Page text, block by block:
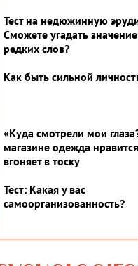
Тест на недюжинную
Сможете угадать
редких слов?
Как быть сильной
«Куда смотрели мои
магазине одежда
вгоняет в тоску
Тест: Какая у вас
самоорганизованность?